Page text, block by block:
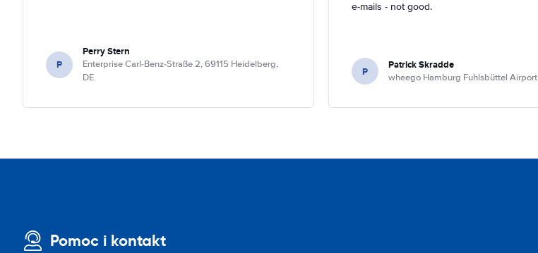
P
Perry Stern
Enterprise Carl-Benz-Straße 2, 69115 Heidelberg,
DE
e-mails - not good.
P Patrick Skradde
wheego Hamburg Fuhlsbüttel Airport
Pomoc i kontakt